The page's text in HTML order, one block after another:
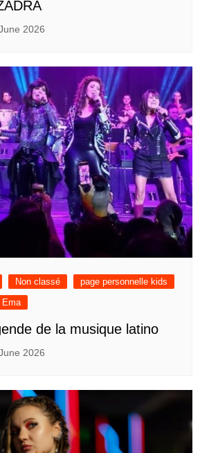
2026
Non classé
page personnelle kids
Ema
de la musique latino
2026